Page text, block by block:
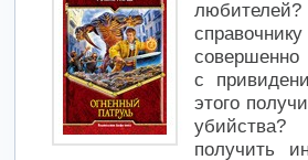
совершенно
с
этого
убийства?
получить